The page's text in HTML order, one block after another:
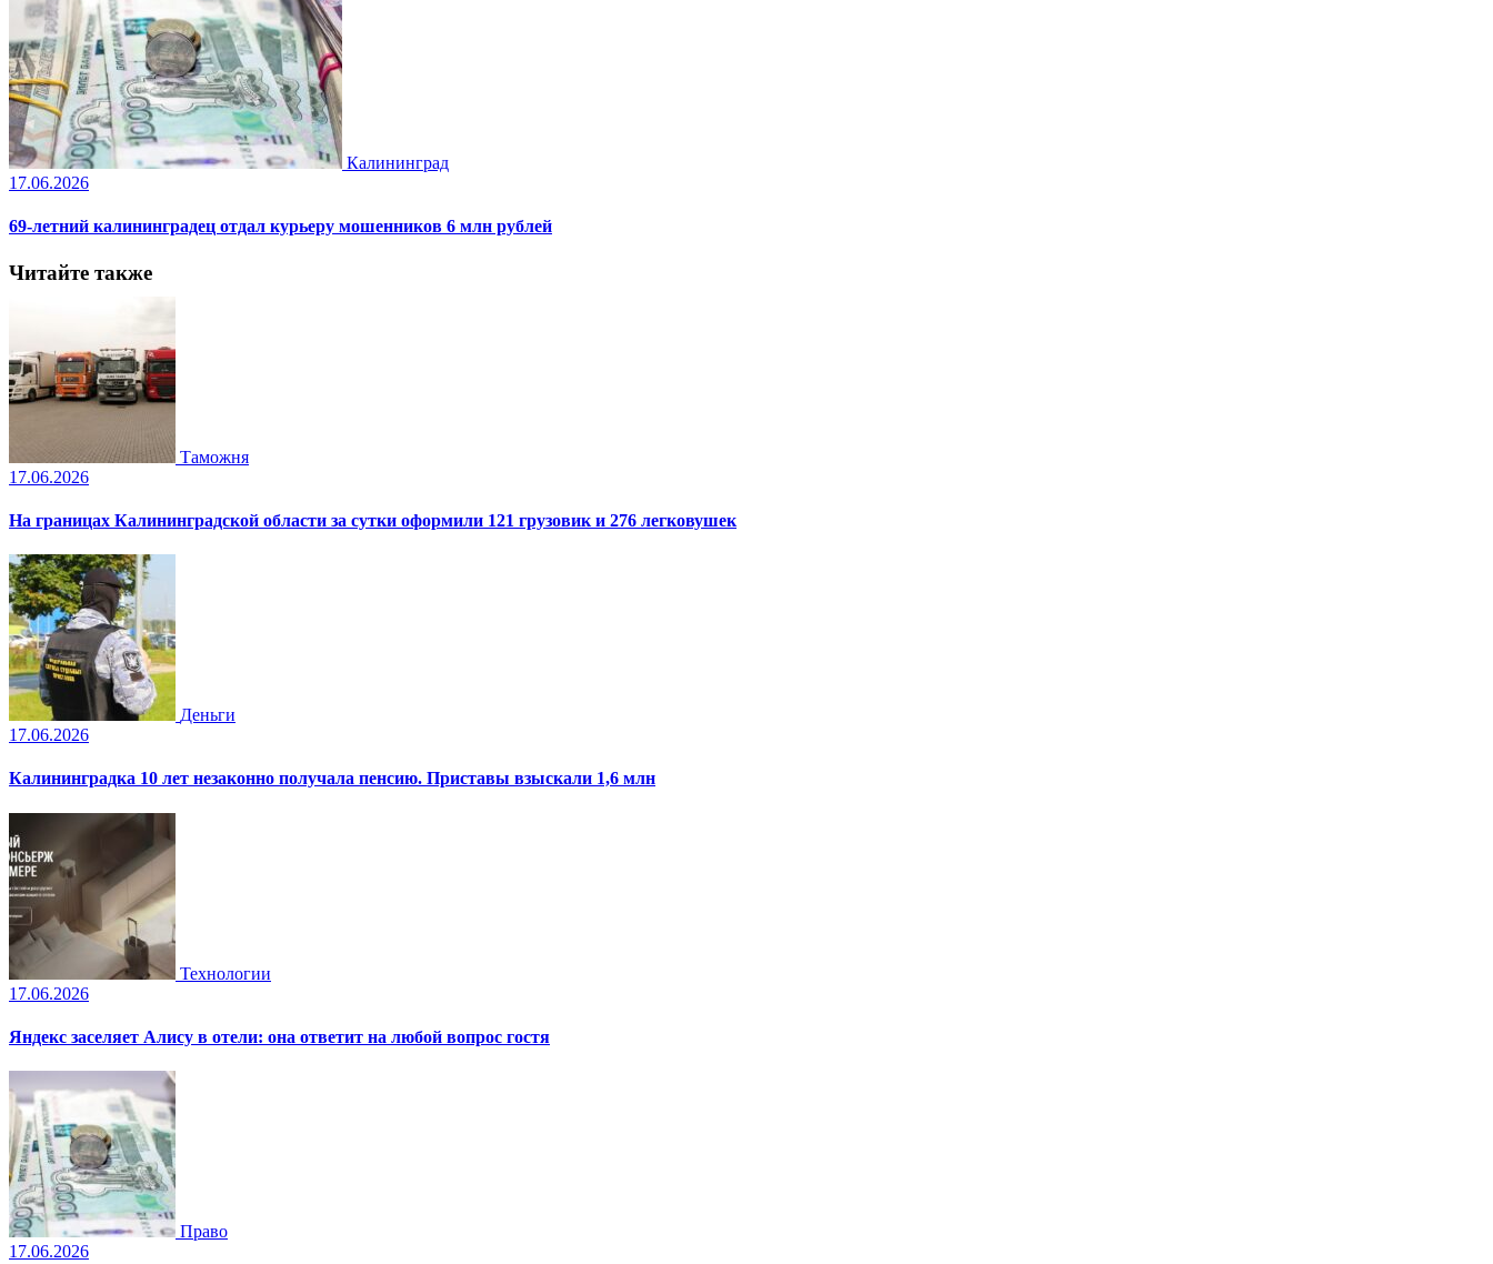
Калининград
17.06.2026
69-летний калининградец отдал курьеру мошенников 6 млн рублей
Читайте также
Таможня
17.06.2026
На границах Калининградской области за сутки оформили 121 грузовик и 276 легковушек
Деньги
17.06.2026
Калининградка 10 лет незаконно получала пенсию. Приставы взыскали 1,6 млн
Технологии
17.06.2026
Яндекс заселяет Алису в отели: она ответит на любой вопрос гостя
Право
17.06.2026